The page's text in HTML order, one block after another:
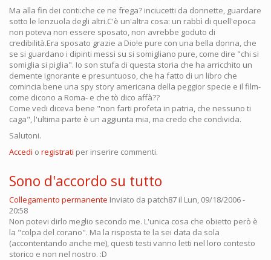
Ma alla fin dei conti:che ce ne frega? inciucetti da donnette, guardare
sotto le lenzuola degli altri.C'è un'altra cosa: un rabbì di quell'epoca
non poteva non essere sposato, non avrebbe goduto di
credibilità.Era sposato grazie a Dio!e pure con una bella donna, che
se si guardano i dipinti messi su si somigliano pure, come dire "chi si
somiglia si piglia". Io son stufa di questa storia che ha arricchito un
demente ignorante e presuntuoso, che ha fatto di un libro che
comincia bene una spy story americana della peggior specie e il film-
come dicono a Roma- e che tò dico affà??
Come vedi diceva bene "non farti profeta in patria, che nessuno ti
caga", l'ultima parte è un aggiunta mia, ma credo che condivida.
Salutoni.
Accedi o registrati per inserire commenti.
Sono d'accordo su tutto
Collegamento permanente Inviato da patch87 il Lun, 09/18/2006 -
20:58
Non potevi dirlo meglio secondo me. L'unica cosa che obietto però è
la "colpa del corano". Ma la risposta te la sei data da sola
(accontentando anche me), questi testi vanno letti nel loro contesto
storico e non nel nostro. :D